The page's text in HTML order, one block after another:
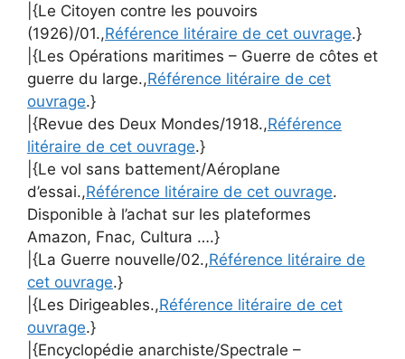
|{Le Citoyen contre les pouvoirs
(1926)/01.,Référence litéraire de cet ouvrage.}
|{Les Opérations maritimes – Guerre de côtes et
guerre du large.,Référence litéraire de cet
ouvrage.}
|{Revue des Deux Mondes/1918.,Référence
litéraire de cet ouvrage.}
|{Le vol sans battement/Aéroplane
d’essai.,Référence litéraire de cet ouvrage.
Disponible à l’achat sur les plateformes
Amazon, Fnac, Cultura ….}
|{La Guerre nouvelle/02.,Référence litéraire de
cet ouvrage.}
|{Les Dirigeables.,Référence litéraire de cet
ouvrage.}
|{Encyclopédie anarchiste/Spectrale –